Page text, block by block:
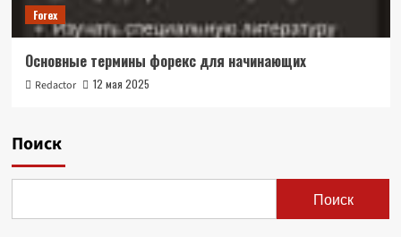
Forex
Основные термины форекс для начинающих
Redactor 12 мая 2025
Поиск
Поиск